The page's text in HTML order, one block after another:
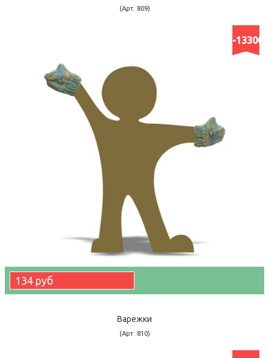
(Арт. 809)
-
134 руб
Варежки
(Арт. 810)